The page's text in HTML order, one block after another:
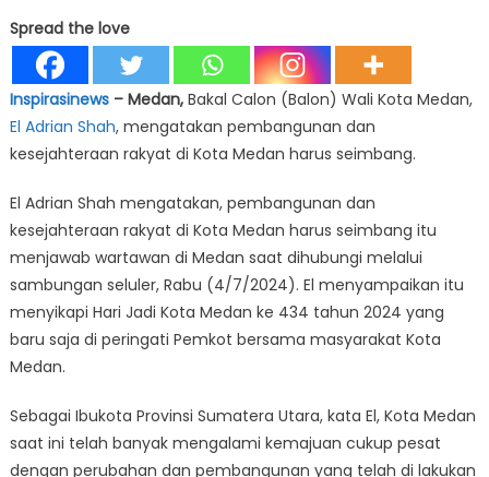
Spread the love
Inspirasinews– Medan,Bakal Calon (Balon) Wali Kota Medan,
El Adrian Shah, mengatakan pembangunan dan
kesejahteraan rakyat di Kota Medan harus seimbang.
El Adrian Shah mengatakan, pembangunan dan
kesejahteraan rakyat di Kota Medan harus seimbang itu
menjawab wartawan di Medan saat dihubungi melalui
sambungan seluler, Rabu (4/7/2024). El menyampaikan itu
menyikapi Hari Jadi Kota Medan ke 434 tahun 2024 yang
baru saja di peringati Pemkot bersama masyarakat Kota
Medan.
Sebagai Ibukota Provinsi Sumatera Utara, kata El, Kota Medan
saat ini telah banyak mengalami kemajuan cukup pesat
dengan perubahan dan pembangunan yang telah di lakukan